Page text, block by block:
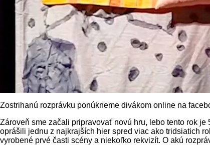
Zostrihanú rozprávku ponúkneme divákom online na
Zároveň sme začali pripravovať novú hru, lebo tento rok
oprášili jednu z najkrajších hier spred viac ako tridsiatich
vyrobené prvé časti scény a niekoľko rekvizít. O akú